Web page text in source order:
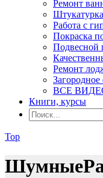
Ремонт
Работа с
Покраска
Подвесной
Ремонт
Загородное
ВСЕ
Книги, курсы
Top